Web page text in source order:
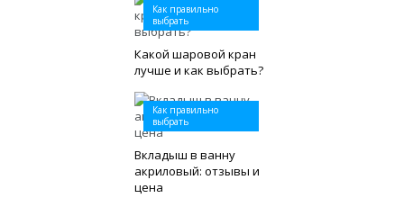
Как правильно
выбрать
Какой шаровой кран
лучше и как выбрать?
Как правильно
выбрать
Вкладыш в ванну
акриловый: отзывы и
цена